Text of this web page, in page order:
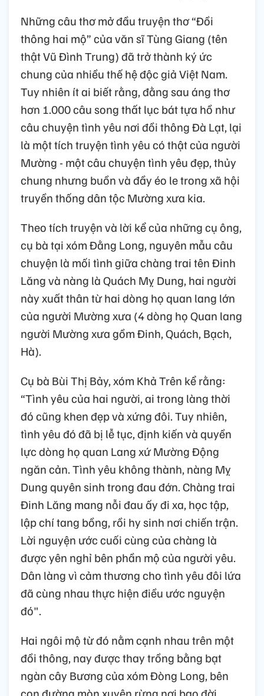
Những câu thơ mở đầu truyện thơ “Đồi
thông hai mộ” của văn sĩ Tùng Giang (tên
thật Vũ Đình Trung) đã trở thành ký ức
chung của nhiều thế hệ độc giả Việt Nam.
Tuy nhiên ít ai biết rằng, đằng sau áng thơ
hơn 1.000 câu song thất lục bát tựa hồ như
câu chuyện tình yêu nơi đồi thông Đà Lạt, lại
là một tích truyện tình yêu có thật của người
Mường - một câu chuyện tình yêu đẹp, thủy
chung nhưng buồn và đầy éo le trong xã hội
truyền thống dân tộc Mường xưa kia.
Theo tích truyện và lời kể của những cụ ông,
cụ bà tại xóm Đằng Long, nguyên mẫu câu
chuyện là mối tình giữa chàng trai tên Đinh
Lăng và nàng là Quách Mỵ Dung, hai người
này xuất thân từ hai dòng họ quan lang lớn
của người Mường xưa (4 dòng họ Quan lang
người Mường xưa gồm Đinh, Quách, Bạch,
Hà).
Cụ bà Bùi Thị Bảy, xóm Khả Trên kể rằng:
“Tình yêu của hai người, ai trong làng thời
đó cũng khen đẹp và xứng đôi. Tuy nhiên,
tình yêu đó đã bị lễ tục, định kiến và quyền
lực dòng họ quan Lang xứ Mường Động
ngăn cản. Tình yêu không thành, nàng Mỵ
Dung quyên sinh trong đau đớn. Chàng trai
Đinh Lăng mang nỗi đau ấy đi xa, học tập,
lập chí tang bồng, rồi hy sinh nơi chiến trận.
Lời nguyện ước cuối cùng của chàng là
được yên nghỉ bên phần mộ của người yêu.
Dân làng vì cảm thương cho tình yêu đôi lứa
đã cùng nhau thực hiện điều ước nguyện
đó".
Hai ngôi mộ từ đó nằm cạnh nhau trên một
đồi thông, nay được thay trồng bằng bạt
ngàn cây Bương của xóm Đòng Long, bên